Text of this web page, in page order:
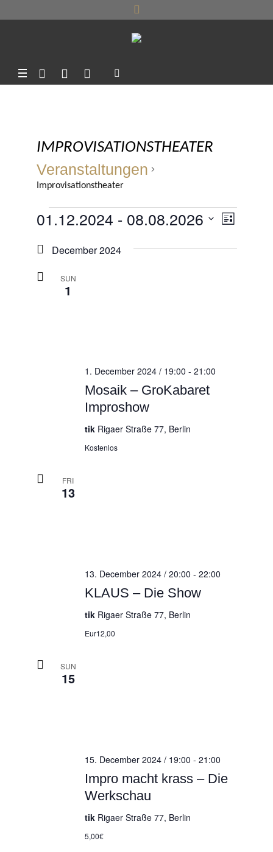
IMPROVISATIONSTHEATER
Veranstaltungen
Improvisationstheater
VERANSTALTUNGEN
LISTE
01.12.2024 - 08.08.2026
wählen.
December 2024
SUN
1
Mosaik – GroKabaret
Improshow
1. December 2024 / 19:00 - 21:00
tik Rigaer Straße 77, Berlin
Kostenlos
FRI
13
KLAUS – Die Show
13. December 2024 / 20:00 - 22:00
tik Rigaer Straße 77, Berlin
Eur12,00
SUN
15
Impro macht krass – Die
Werkschau
15. December 2024 / 19:00 - 21:00
tik Rigaer Straße 77, Berlin
5,00€